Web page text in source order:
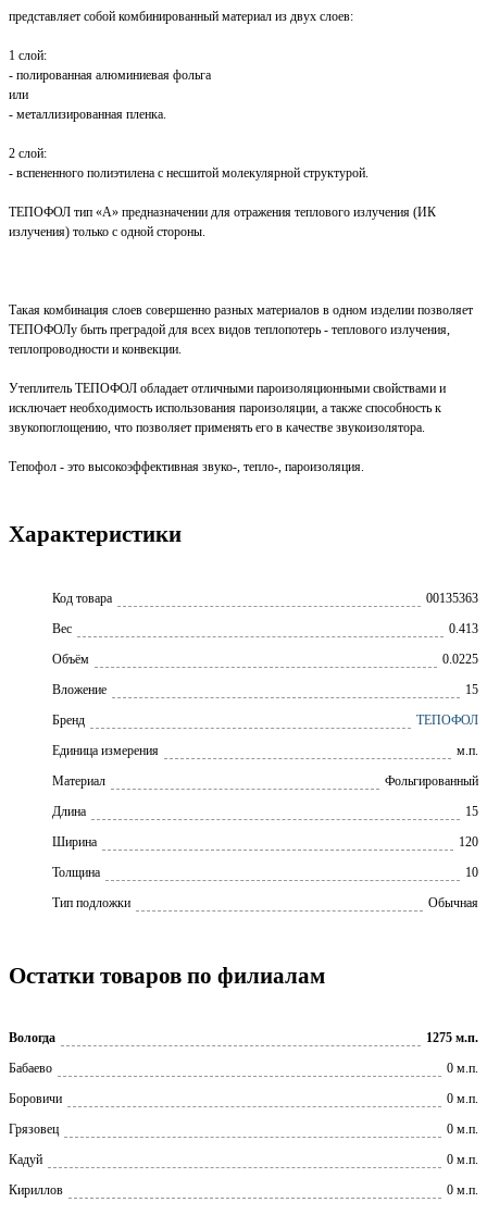
представляет собой комбинированный материал из двух слоев:
1 слой:
- полированная алюминиевая фольга
или
- металлизированная пленка.
2 слой:
- вспененного полиэтилена с несшитой молекулярной структурой.
ТЕПОФОЛ тип «А» предназначении для отражения теплового излучения (ИК
излучения) только с одной стороны.
Такая комбинация слоев совершенно разных материалов в одном изделии позволяет
ТЕПОФОЛу быть преградой для всех видов теплопотерь - теплового излучения,
теплопроводности и конвекции.
Утеплитель ТЕПОФОЛ обладает отличными пароизоляционными свойствами и
исключает необходимость использования пароизоляции, а также способность к
звукопоглощению, что позволяет применять его в качестве звукоизолятора.
Тепофол - это высокоэффективная звуко-, тепло-, пароизоляция.
Характеристики
Код товара
00135363
Вес
0.413
Объём
0.0225
Вложение
15
Бренд
ТЕПОФОЛ
Единица измерения
м.п.
Материал
Фольгированный
Длина
15
Ширина
120
Толщина
10
Тип подложки
Обычная
Остатки товаров по филиалам
Вологда
1275 м.п.
Бабаево
0 м.п.
Боровичи
0 м.п.
Грязовец
0 м.п.
Кадуй
0 м.п.
Кириллов
0 м.п.